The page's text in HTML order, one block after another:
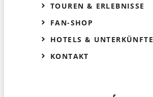
TOUREN & ERLEBNISSE
FAN-SHOP
HOTELS & UNTERKÜNFTE
KONTAKT